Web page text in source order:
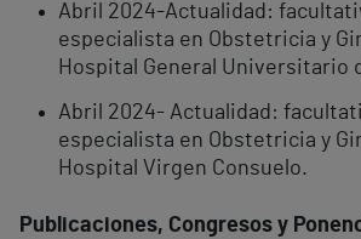
Abril 2024-Actualidad:
especialista en Obstetricia y
Hospital General Universitario
Abril 2024- Actualidad:
especialista en Obstetricia y
Hospital Virgen Consuelo.
Publicaciones, Congresos y